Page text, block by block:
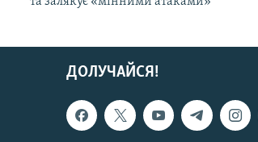
ДОЛУЧАЙСЯ!